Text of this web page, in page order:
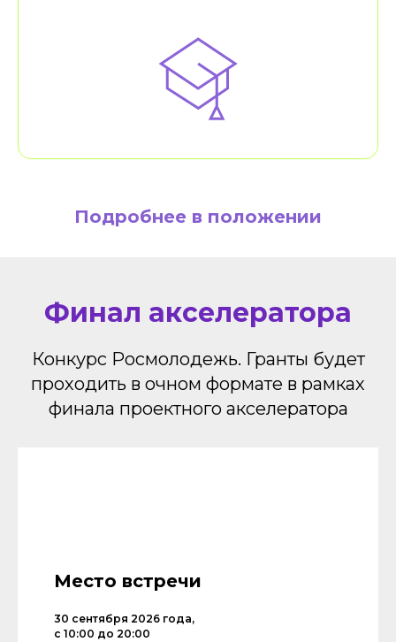
Подробнее в положении
Финал акселератора
Конкурс Росмолодежь. Гранты будет
проходить в очном формате в рамках
финала проектного акселератора
Место встречи
30 сентября 2026 года,
с 10:00 до 20:00